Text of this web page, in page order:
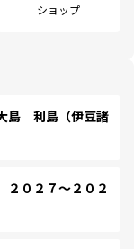
ショップ
島 利島（伊豆諸
０２７～２０２